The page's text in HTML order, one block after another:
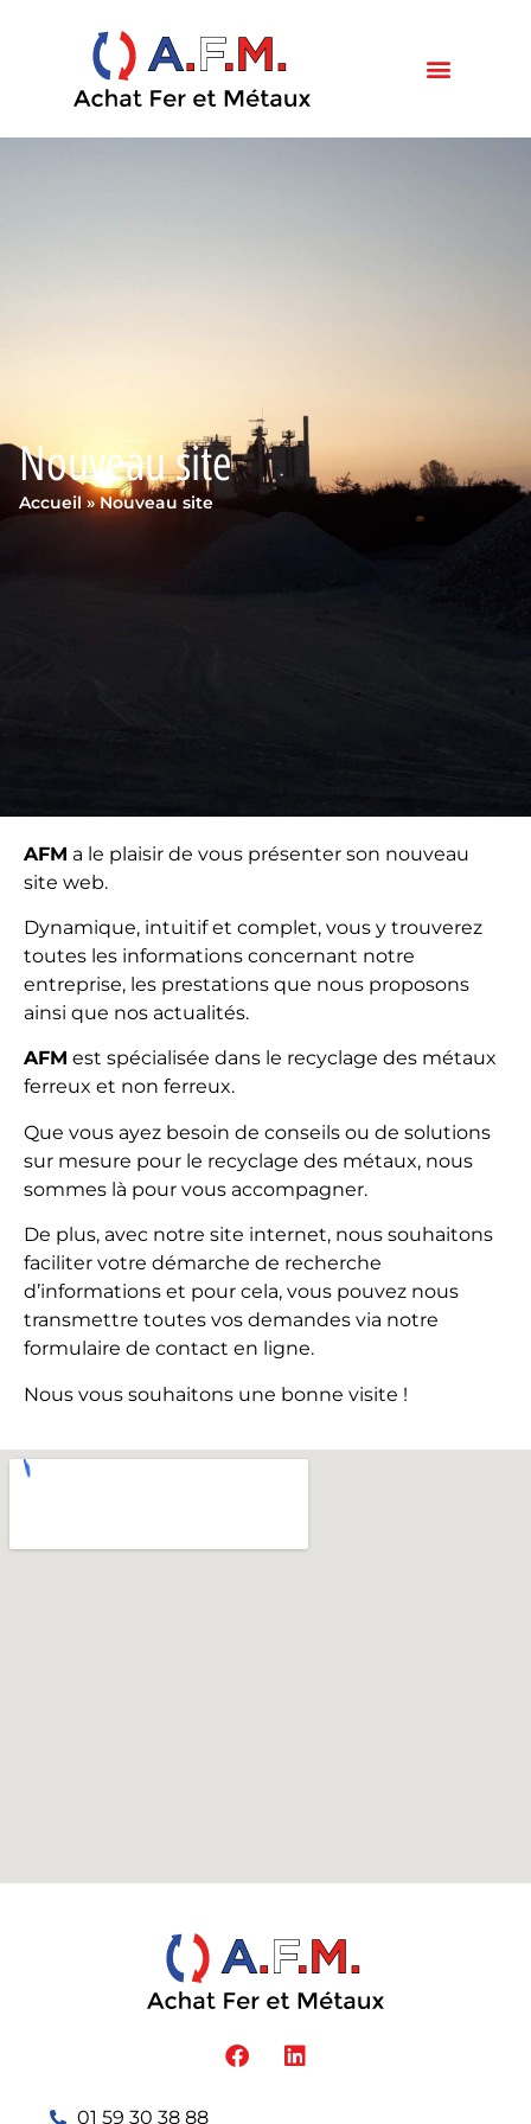
Nouveau site
Accueil»Nouveau site
AFM a le plaisir de vous présenter son nouveau
site web.
Dynamique, intuitif et complet, vous y trouverez
toutes les informations concernant notre
entreprise, les prestations que nous proposons
ainsi que nos actualités.
AFM est spécialisée dans le recyclage des métaux
ferreux et non ferreux.
Que vous ayez besoin de conseils ou de solutions
sur mesure pour le recyclage des métaux, nous
sommes là pour vous accompagner.
De plus, avec notre site internet, nous souhaitons
faciliter votre démarche de recherche
d’informations et pour cela, vous pouvez nous
transmettre toutes vos demandes via notre
formulaire de contact en ligne.
Nous vous souhaitons une bonne visite !
01 59 30 38 88